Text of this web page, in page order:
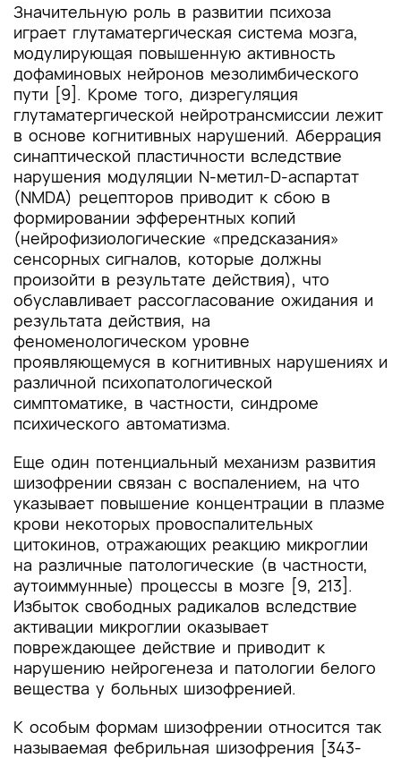
Значительную роль в развитии психоза
играет глутаматергическая система мозга,
модулирующая повышенную активность
дофаминовых нейронов мезолимбического
пути [9]. Кроме того, дизрегуляция
глутаматергической нейротрансмиссии лежит
в основе когнитивных нарушений. Аберрация
синаптической пластичности вследствие
нарушения модуляции N-мeтил-D-acпapтaт
(NMDA) рецепторов приводит к сбою в
формировании эфферентных копий
(нейрофизиологические «предсказания»
сенсорных сигналов, которые должны
произойти в результате действия), что
обуславливает рассогласование ожидания и
результата действия, на
феноменологическом уровне
проявляющемуся в когнитивных нарушениях и
различной психопатологической
симптоматике, в частности, синдроме
психического автоматизма.
Еще один потенциальный механизм развития
шизофрении связан с воспалением, на что
указывает повышение концентрации в плазме
крови некоторых провоспалительных
цитокинов, отражающих реакцию микроглии
на различные патологические (в частности,
аутоиммунные) процессы в мозге [9, 213].
Избыток свободных радикалов вследствие
активации микроглии оказывает
повреждающее действие и приводит к
нарушению нейрогенеза и патологии белого
вещества у больных шизофренией.
К особым формам шизофрении относится так
называемая фебрильная шизофрения [343-